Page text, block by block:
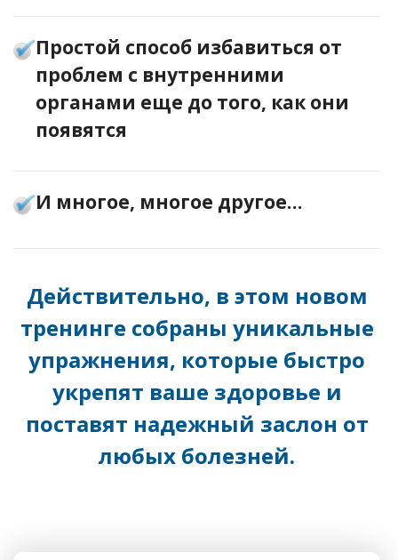
Простой способ избавиться от
проблем с внутренними
органами еще до того, как они
появятся
И многое, многое другое…
Действительно, в этом новом
тренинге собраны уникальные
упражнения, которые быстро
укрепят ваше здоровье и
поставят надежный заслон от
любых болезней.